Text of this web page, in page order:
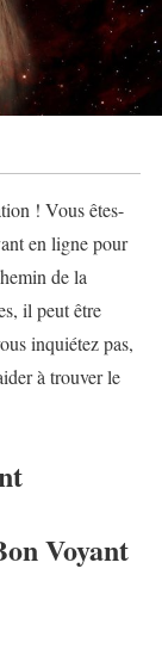
! Vous êtes-
en ligne pour
de la
il peut être
inquiétez pas,
à trouver le
Voyant